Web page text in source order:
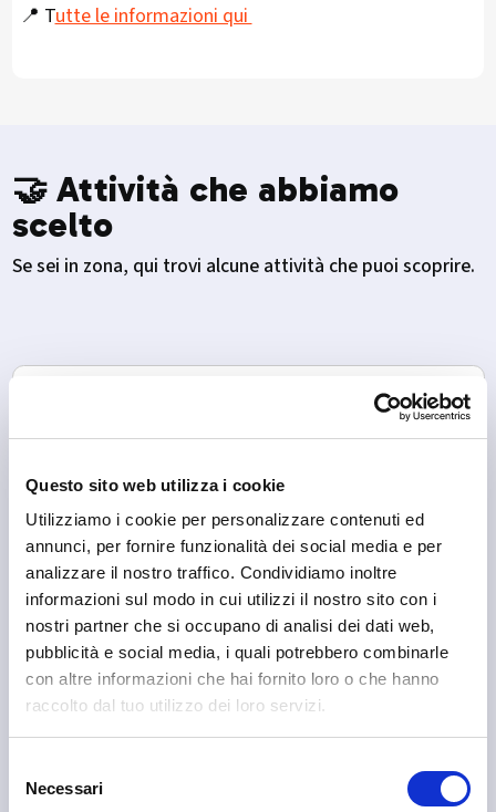
Questo sito web utilizza i cookie
Utilizziamo i cookie per personalizzare contenuti ed
annunci, per fornire funzionalità dei social media e per
analizzare il nostro traffico. Condividiamo inoltre
informazioni sul modo in cui utilizzi il nostro sito con i
nostri partner che si occupano di analisi dei dati web,
pubblicità e social media, i quali potrebbero combinarle
con altre informazioni che hai fornito loro o che hanno
raccolto dal tuo utilizzo dei loro servizi.
delNecessari
📍 Tutte le informazioni qui
🤝 Attività che abbiamo
scelto
Se sei in zona, qui trovi alcune attività che puoi scoprire.
Livigno
Livigno Next